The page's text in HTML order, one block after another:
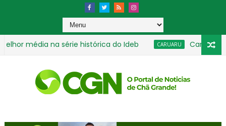
média na série histórica do Ideb CARUARU
Caruaruense